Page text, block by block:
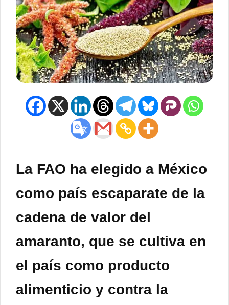
La FAO ha elegido a México
como país escaparate de la
cadena de valor del
amaranto, que se cultiva en
el país como producto
alimenticio y contra la